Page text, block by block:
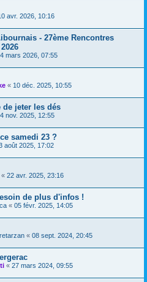
avr. 2026, 10:16
- 27ème Rencontres
mars 2026, 07:55
« 10 déc. 2025, 10:55
de jeter les dés
nov. 2025, 12:55
samedi 23 ?
août 2025, 17:02
« 22 avr. 2025, 23:16
de plus d'infos !
« 05 févr. 2025, 14:05
« 08 sept. 2024, 20:45
« 27 mars 2024, 09:55